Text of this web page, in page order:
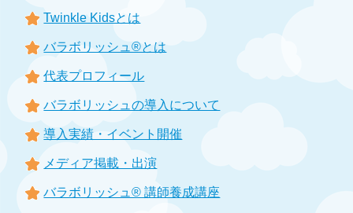
Twinkle Kidsとは
バラボリッシュ®とは
代表プロフィール
バラボリッシュの導入について
導入実績・イベント開催
メディア掲載・出演
バラボリッシュ® 講師養成講座